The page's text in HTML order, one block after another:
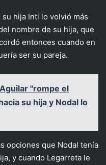
hija Inti lo volvió más
nombre de su hija, que
entonces cuando en
ser su pareja.
"rompe el
su hija y Nodal lo
opciones que Nodal tenía
y cuando Legarreta le